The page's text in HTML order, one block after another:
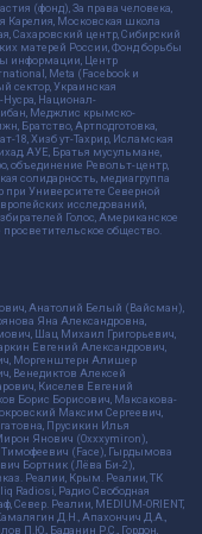
(фонд), За права человека,
Карелия, Московская школа
Сахаровский центр, Сибирский
матерей России, Фонд борьбы
информации, Центр
Meta (Facebook и
сектор, Украинская
Национал-
Меджлис крымско-
Братство, Артподготовка,
18, Хизб ут-Тахрир, Исламская
АУЕ, Братья мусульмане,
объединение Револьт-центр,
солидарность, медиагруппа
Университете Северной
исследований,
Голос, Американское
общество.
Анатолий Белый (Вайсман),
Яна Александровна,
Шац Михаил Григорьевич,
Евгений Александрович,
Моргенштерн Алишер
Венедиктов Алексей
Киселев Евгений
Борис Борисович, Максакова-
Максим Сергеевич,
Прусикин Илья
Янович (Oxxxymiron),
(Face), Гырдымова
Бортник (Лёва Би-2),
Реалии, Крым. Реалии, ТК
Radiosi, Радио Свободная
Север. Реалии, MEDIUM-ORIENT,
Д.Н., Апахончич Д.А.,
П.Ю., Баданин Р.С., Гордон,